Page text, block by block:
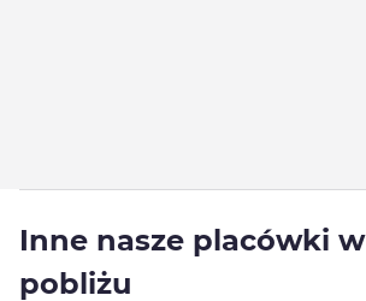
Inne nasze placówki w
pobliżu